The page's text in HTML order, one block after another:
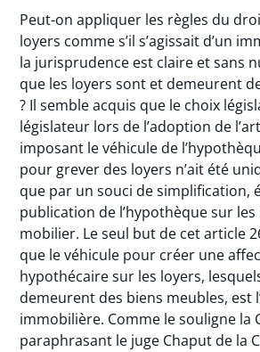
Peut-on appliquer les règles du
loyers comme s’il s’agissait d’un
la jurisprudence est claire et sans
que les loyers sont et demeurent
? Il semble acquis que le choix
législateur lors de l’adoption de
imposant le véhicule de
pour grever des loyers n’ait été
que par un souci de simplification,
publication de l’hypothèque sur
mobilier. Le seul but de cet article
que le véhicule pour créer une
hypothécaire sur les loyers,
demeurent des biens meubles, est
immobilière. Comme le souligne la
paraphrasant le juge Chaput de la